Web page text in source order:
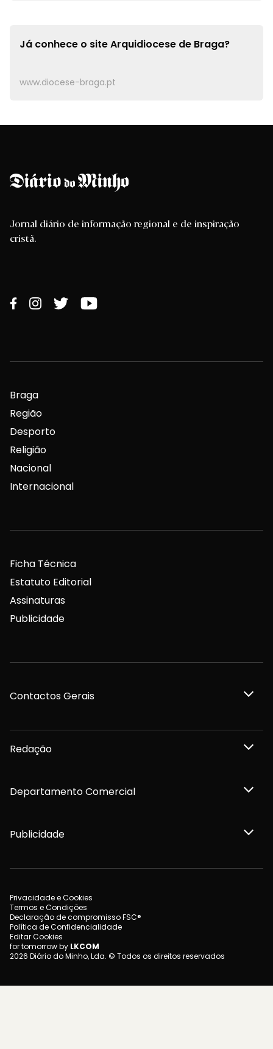
Já conhece o siteArquidiocese de Braga?
www.diocese-braga.pt
Jornal diário de informação regional e de inspiração
cristã.
Braga
Região
Desporto
Religião
Nacional
Internacional
Ficha Técnica
Estatuto Editorial
Assinaturas
Publicidade
Contactos Gerais
Redação
Departamento Comercial
Publicidade
Privacidade e Cookies
Termos e Condições
Declaração de compromisso FSC®
Política de Confidencialidade
Editar Cookies
for tomorrow by LKCOM
2026 Diário do Minho, Lda. © Todos os direitos reservados